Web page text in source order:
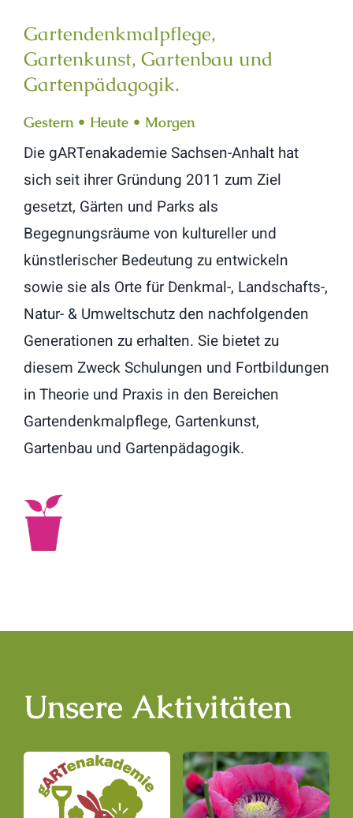
Gartendenkmalpflege,
Gartenkunst, Gartenbau und
Gartenpädagogik.
Gestern • Heute • Morgen
Die gARTenakademie Sachsen-Anhalt hat
sich seit ihrer Gründung 2011 zum Ziel
gesetzt, Gärten und Parks als
Begegnungsräume von kultureller und
künstlerischer Bedeutung zu entwickeln
sowie sie als Orte für Denkmal-, Landschafts-,
Natur- & Umweltschutz den nachfolgenden
Generationen zu erhalten. Sie bietet zu
diesem Zweck Schulungen und Fortbildungen
in Theorie und Praxis in den Bereichen
Gartendenkmalpflege, Gartenkunst,
Gartenbau und Gartenpädagogik.
Unsere Aktivitäten